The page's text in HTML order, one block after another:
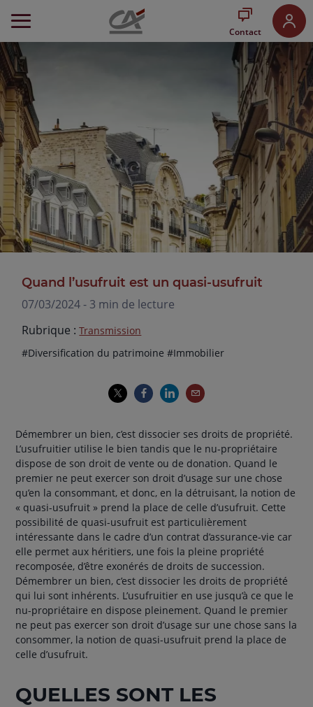
au
Aller
au
Pied
de
page
Contact
Quand l’usufruit est un quasi-usufruit
07/03/2024 - 3 min de lecture
Rubrique :Transmission
Thématiques
hashtag
#Diversification du patrimoinehashtag
#Immobilier
Démembrer un bien, c’est dissocier ses droits de propriété.
L’usufruitier utilise le bien tandis que le nu-propriétaire
dispose de son droit de vente ou de donation. Quand le
premier ne peut exercer son droit d’usage sur une chose
qu’en la consommant, et donc, en la détruisant, la notion de
« quasi-usufruit » prend la place de celle d’usufruit. Cette
possibilité de quasi-usufruit est particulièrement
intéressante dans le cadre d’un contrat d’assurance-vie car
elle permet aux héritiers, une fois la pleine propriété
recomposée, d’être exonérés de droits de succession.
Démembrer un bien, c’est dissocier les droits de propriété
qui lui sont inhérents. L’usufruitier en use jusqu’à ce que le
nu-propriétaire en dispose pleinement. Quand le premier
ne peut pas exercer son droit d’usage sur une chose sans la
consommer, la notion de quasi-usufruit prend la place de
celle d’usufruit.
QUELLES SONT LES